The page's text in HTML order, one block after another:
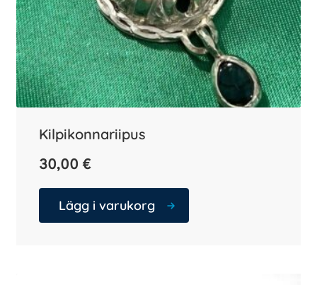
Kilpikonnariipus
30,00 €
Lägg i varukorg